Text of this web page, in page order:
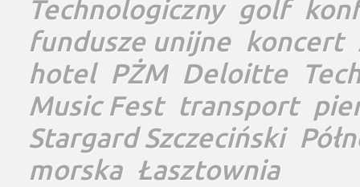
Technologiczny golf
fundusze unijne koncert
hotel PŻM Deloitte
Music Fest transport
Stargard Szczeciński
morska Łasztownia